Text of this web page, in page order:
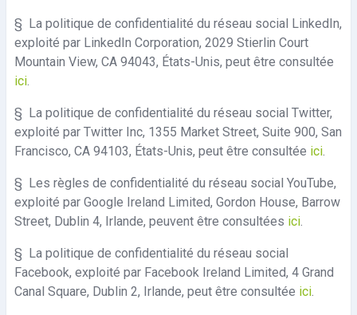
§ La politique de confidentialité du réseau social LinkedIn,
exploité par LinkedIn Corporation, 2029 Stierlin Court
Mountain View, CA 94043, États-Unis, peut être consultée
ici.
§ La politique de confidentialité du réseau social Twitter,
exploité par Twitter Inc, 1355 Market Street, Suite 900, San
Francisco, CA 94103, États-Unis, peut être consultée ici.
§ Les règles de confidentialité du réseau social YouTube,
exploité par Google Ireland Limited, Gordon House, Barrow
Street, Dublin 4, Irlande, peuvent être consultées ici.
§ La politique de confidentialité du réseau social
Facebook, exploité par Facebook Ireland Limited, 4 Grand
Canal Square, Dublin 2, Irlande, peut être consultée ici.